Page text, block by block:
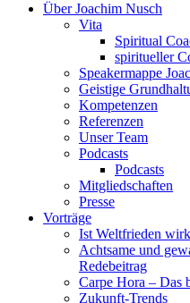
Über Joachim Nusch
Vita
Spiritual
spiritueller
Speakermappe
Geistige
Kompetenzen
Referenzen
Unser Team
Podcasts
Podcasts
Mitgliedschaften
Presse
Vorträge
Ist Weltfrieden
Achtsame und
Redebeitrag
Carpe Hora – Das
Zukunft-Trends